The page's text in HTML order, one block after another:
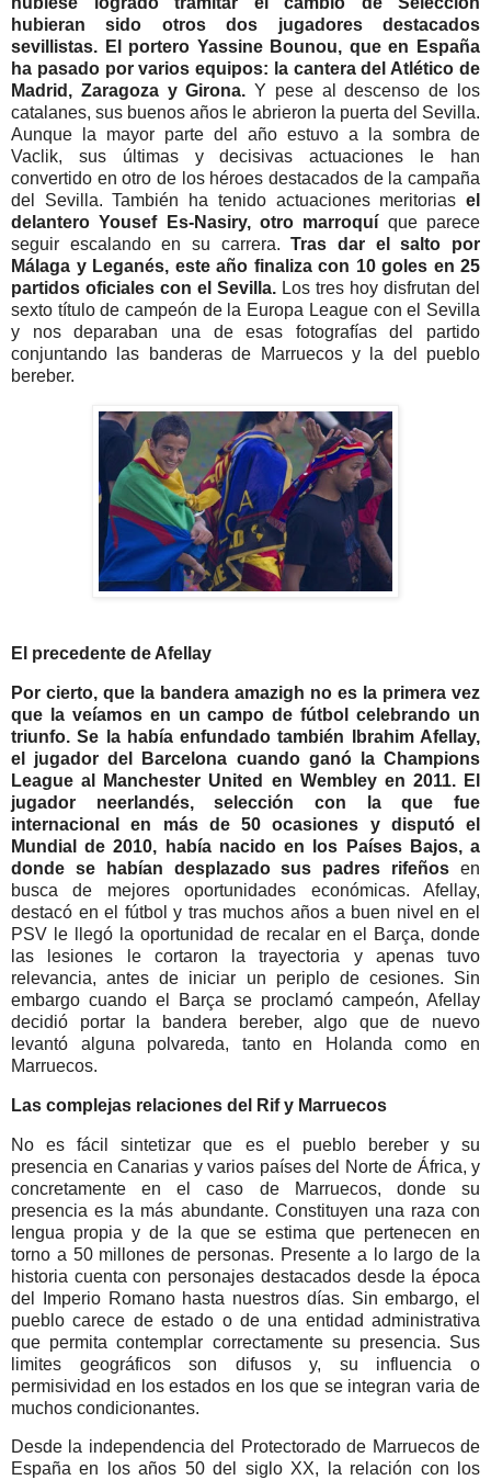
hubieran sido otros dos jugadores destacados
sevillistas. El portero Yassine Bounou, que en España
ha pasado por varios equipos: la cantera del Atlético de
Madrid, Zaragoza y Girona. Y pese al descenso de los
catalanes, sus buenos años le abrieron la puerta del Sevilla.
Aunque la mayor parte del año estuvo a la sombra de
Vaclik, sus últimas y decisivas actuaciones le han
convertido en otro de los héroes destacados de la campaña
del Sevilla. También ha tenido actuaciones meritorias el
delantero Yousef Es-Nasiry, otro marroquí que parece
seguir escalando en su carrera.Tras dar el salto por
Málaga y Leganés, este año finaliza con 10 goles en 25
partidos oficiales con el Sevilla. Los tres hoy disfrutan del
sexto título de campeón de la Europa League con el Sevilla
y nos deparaban una de esas fotografías del partido
conjuntando las banderas de Marruecos y la del pueblo
bereber.
El precedente de Afellay
Por cierto, que la bandera amazigh no es la primera vez
que la veíamos en un campo de fútbol celebrando un
triunfo. Se la había enfundado también Ibrahim Afellay,
el jugador del Barcelona cuando ganó la Champions
League al Manchester United en Wembley en 2011. El
jugador neerlandés, selección con la que fue
internacional en más de 50 ocasiones y disputó el
Mundial de 2010, había nacido en los Países Bajos, a
donde se habían desplazado sus padres rifeños en
busca de mejores oportunidades económicas. Afellay,
destacó en el fútbol y tras muchos años a buen nivel en el
PSV le llegó la oportunidad de recalar en el Barça, donde
las lesiones le cortaron la trayectoria y apenas tuvo
relevancia, antes de iniciar un periplo de cesiones. Sin
embargo cuando el Barça se proclamó campeón, Afellay
decidió portar la bandera bereber, algo que de nuevo
levantó alguna polvareda, tanto en Holanda como en
Marruecos.
Las complejas relaciones del Rif y Marruecos
No es fácil sintetizar que es el pueblo bereber y su
presencia en Canarias y varios países del Norte de África, y
concretamente en el caso de Marruecos, donde su
presencia es la más abundante. Constituyen una raza con
lengua propia y de la que se estima que pertenecen en
torno a 50 millones de personas. Presente a lo largo de la
historia cuenta con personajes destacados desde la época
del Imperio Romano hasta nuestros días. Sin embargo, el
pueblo carece de estado o de una entidad administrativa
que permita contemplar correctamente su presencia. Sus
limites geográficos son difusos y, su influencia o
permisividad en los estados en los que se integran varia de
muchos condicionantes.
Desde la independencia del Protectorado de Marruecos de
España en los años 50 del siglo XX, la relación con los